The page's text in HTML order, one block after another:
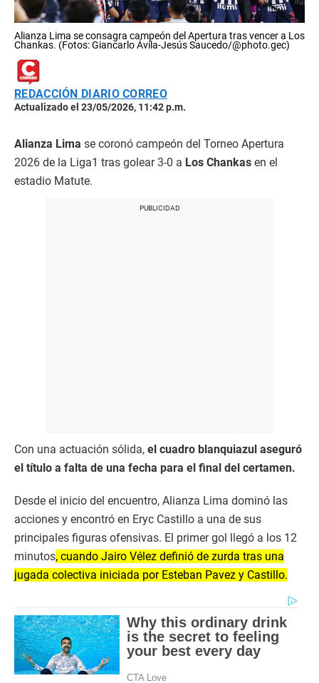
Alianza Lima se consagra campeón del Apertura tras vencer a Los
Chankas. (Fotos: Giancarlo Ávila-Jesús Saucedo/@photo.gec)
REDACCIÓN DIARIO CORREO
Actualizado el 23/05/2026, 11:42 p.m.
Alianza Lima se coronó campeón del Torneo Apertura
2026 de la Liga1 tras golear 3-0 a Los Chankas en el
estadio Matute.
Con una actuación sólida, el cuadro blanquiazul aseguró
el título a falta de una fecha para el final del certamen.
Desde el inicio del encuentro, Alianza Lima dominó las
acciones y encontró en Eryc Castillo a una de sus
principales figuras ofensivas. El primer gol llegó a los 12
minutos, cuando Jairo Vélez definió de zurda tras una
jugada colectiva iniciada por Esteban Pavez y Castillo.